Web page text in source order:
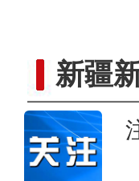
新疆
大美边疆看